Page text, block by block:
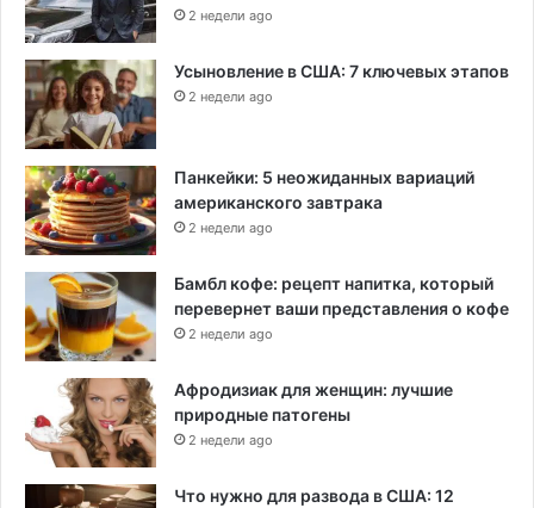
2 недели ago
Усыновление в США: 7 ключевых этапов
2 недели ago
Панкейки: 5 неожиданных вариаций
американского завтрака
2 недели ago
Бамбл кофе: рецепт напитка, который
перевернет ваши представления о кофе
2 недели ago
Афродизиак для женщин: лучшие
природные патогены
2 недели ago
Что нужно для развода в США: 12